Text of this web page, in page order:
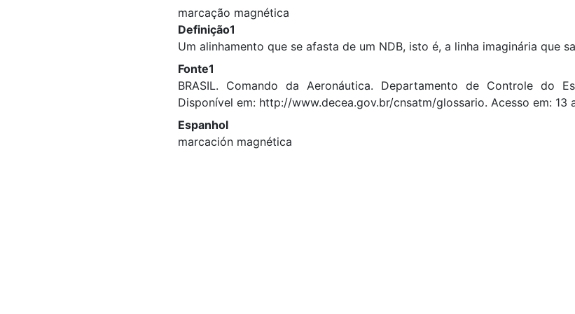
marcação magnética
Definição1
Um alinhamento que se afasta de um NDB, isto é, a linha imaginária que
Fonte1
BRASIL. Comando da Aeronáutica. Departamento de Controle do
Disponível em: http://www.decea.gov.br/cnsatm/glossario. Acesso em: 13
Espanhol
marcación magnética